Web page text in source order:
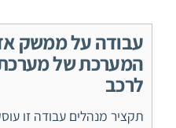
עבודה על ממשק
המערכת של מערכת
לרכב
תקציר מנהלים עבודה זו